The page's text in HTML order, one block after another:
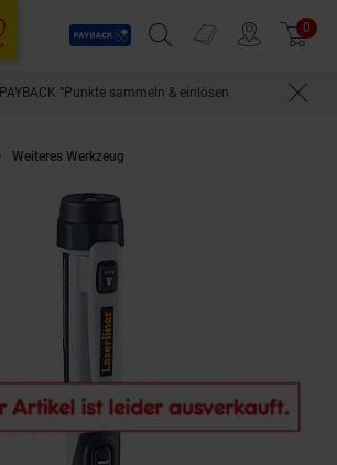
Payback
Suchfeld einblenden
Prospekte 0
PAYBACK °Punkte sammeln & einlösen
Weiteres Werkzeug